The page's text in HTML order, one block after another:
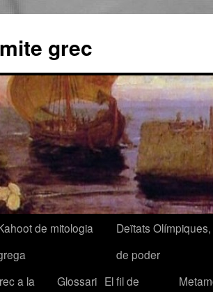
grec
de mitologia
Deïtats
de poder
a la
Glossari El fil de